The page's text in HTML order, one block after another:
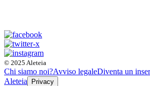
© 2025 Aleteia
Chi siamo noi?Avviso legaleDiventa un
Aleteia
Privacy